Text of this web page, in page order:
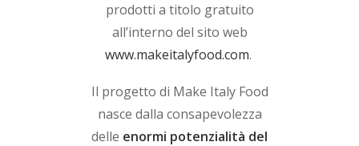
prodotti a titolo gratuito
all’interno del sito web
www.makeitalyfood.com.
Il progetto di Make Italy Food
nasce dalla consapevolezza
delle enormi potenzialità del